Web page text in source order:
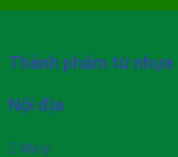
Thành phẩm từ nhựa
Nội địa
Ms.ly